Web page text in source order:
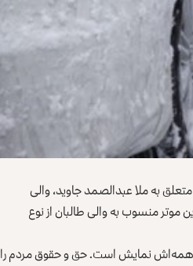
به ملا عبدالصمد جاوید، والی
موتر منسوب به والی طالبان از نوع
«همه‌اش نمایش است. حق و حقوق مردم را